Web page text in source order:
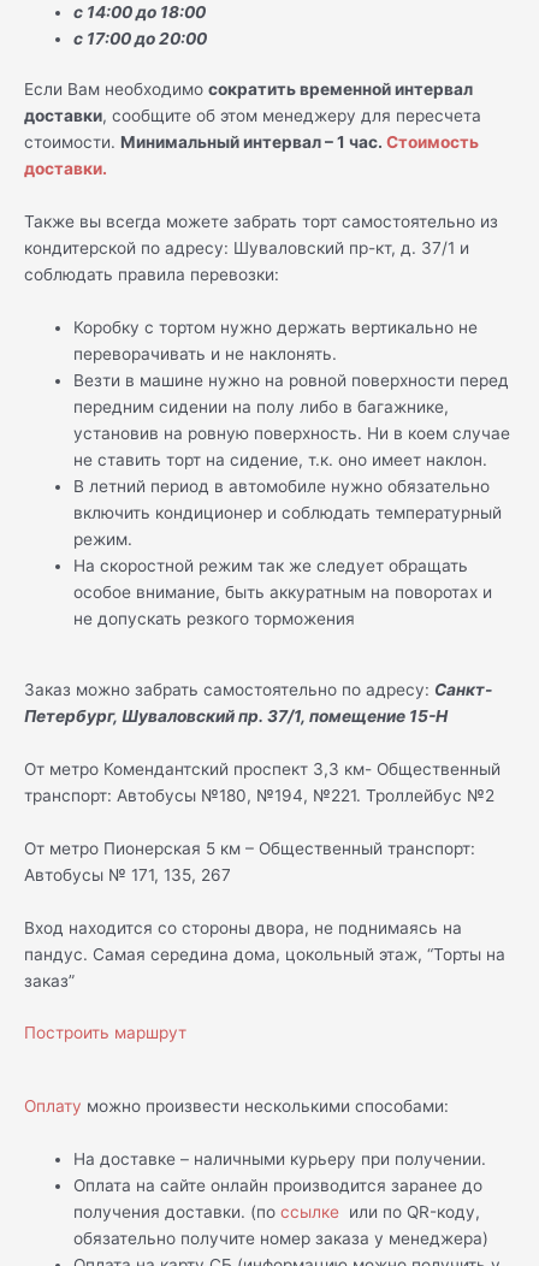
с 14:00 до 18:00
с 17:00 до 20:00
Если Вам необходимо сократить временной интервал
доставки, сообщите об этом менеджеру для пересчета
стоимости. Минимальный интервал – 1 час. Стоимость
доставки.
Также вы всегда можете забрать торт самостоятельно из
кондитерской по адресу: Шуваловский пр-кт, д. 37/1 и
соблюдать правила перевозки:
Коробку с тортом нужно держать вертикально не
переворачивать и не наклонять.
Везти в машине нужно на ровной поверхности перед
передним сидении на полу либо в багажнике,
установив на ровную поверхность. Ни в коем случае
не ставить торт на сидение, т.к. оно имеет наклон.
В летний период в автомобиле нужно обязательно
включить кондиционер и соблюдать температурный
режим.
На скоростной режим так же следует обращать
особое внимание, быть аккуратным на поворотах и
не допускать резкого торможения
Заказ можно забрать самостоятельно по адресу: Санкт-
Петербург, Шуваловский пр. 37/1, помещение 15-Н
От метро Комендантский проспект 3,3 км- Общественный
транспорт: Автобусы №180, №194, №221. Троллейбус №2
От метро Пионерская 5 км – Общественный транспорт:
Автобусы № 171, 135, 267
Вход находится со стороны двора, не поднимаясь на
пандус. Самая середина дома, цокольный этаж, “Торты на
заказ”
Построить маршрут
Оплату можно произвести несколькими способами:
На доставке – наличными курьеру при получении.
Оплата на сайте онлайн производится заранее до
получения доставки. (поссылке или по QR-коду,
обязательно получите номер заказа у менеджера)